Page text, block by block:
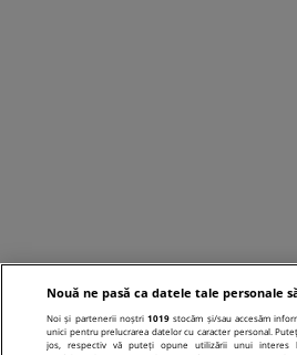
Nouă ne pasă ca datele tale personale
Noi și partenerii noștri1019 stocăm și/sau accesăm
unici pentru prelucrarea datelor cu caracter personal.
jos, respectiv vă puteți opune utilizării unui